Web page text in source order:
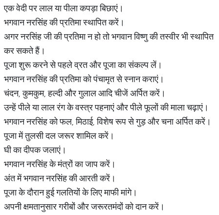
एक वेदी पर लाल या पीला कपड़ा बिछाएं।
भगवान नरसिंह की प्रतिमा स्थापित करें।
अगर नरसिंह जी की प्रतिमा न हो तो भगवान विष्णु की तस्वीर भी स्थापित
कर सकते हैं।
पूजा शुरू करने से पहले व्रत और पूजा का संकल्प लें।
भगवान नरसिंह की प्रतिमा को पंचामृत से स्नान कराएं।
चंदन, कुमकुम, हल्दी और गुलाल आदि चीजें अर्पित करें।
उन्हें पीले या लाल रंग के वस्त्र पहनाएं और पीले फूलों की माला चढ़ाएं।
भगवान नरसिंह को फल, मिठाई, विशेष रूप से गुड़ और चना अर्पित करें।
पूजा में तुलसी दल जरूर शामिल करें।
घी का दीपक जलाएं।
भगवान नरसिंह के मंत्रों का जाप करें।
अंत में भगवान नरसिंह की आरती करें।
पूजा के दौरान हुई गलतियों के लिए माफी मांगे।
अपनी क्षमतानुसार गरीबों और जरूरतमंदों को दान करें।